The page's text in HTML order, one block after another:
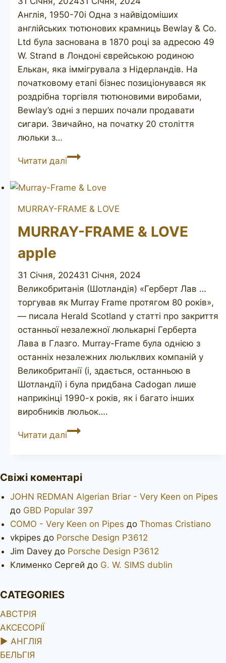
Англія, 1950-70і Одна з найвідоміших
англійських тютюнових крамниць Bewlay & Co.
Ltd була заснована в 1870 році за адресою 49
W. Strand в Лондоні єврейською родиною
Елькан, яка іммігрувала з Нідерландів. На
початковому етапі бізнес позиціонувався як
роздрібна торгівля тютюновими виробами,
Bewlay’s одні з перших почали продавати
сигари. Звичайно, на початку 20 століття
люльки з…
Читати даліBEWLAY
122
MURRAY-FRAME & LOVE
MURRAY-FRAME & LOVE
apple
31 Січня, 202431 Січня, 2024
Великобританія (Шотландія) «Герберт Лав …
торгував як Murray Frame протягом 80 років»,
— писала Herald Scotland у статті про закриття
останньої незалежної люлькарні Герберта
Лава в Глазго. Murray-Frame була однією з
останніх незалежних люльклвих компаній у
Великобританії (і, здається, останньою в
Шотландії) і була придбана Cadogan лише
наприкінці 1990-х років, як і багато інших
виробників люльок….
Читати даліMURRAY-
LOVE
apple
Свіжі коментарі
JOHN REDMAN Algerian Briar - Very Keen on Pipes
до GBD Popular 397
COMO - Very Keen on Pipes до Thomas Cristiano
vkpipes до Porsche Design P3612
Jim Davey до Porsche Design P3612
Клименко Сергей до G. W. SIMS dublin
CATEGORIES
АВСТРІЯ
АКСЕСОРІЇ
► АНГЛІЯ
БЕЛЬГІЯ